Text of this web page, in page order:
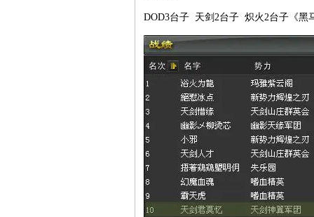
DOD3台子 天剑2台子 炽火2台子《黑